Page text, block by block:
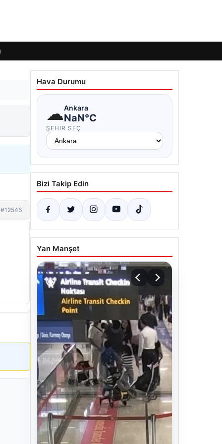
#12546
Hava Durumu
☁Ankara
NaN°C
ŞEHIR SEÇ
Bizi Takip Edin
Yan Manşet